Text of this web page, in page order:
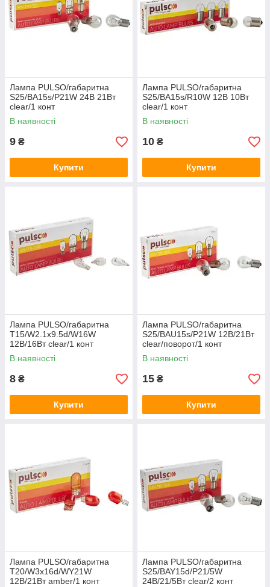
Лампа PULSO/габаритна
S25/BA15s/P21W 24В 21Вт
clear/1 конт
В наявності
9 ₴
Купити
Лампа PULSO/габаритна
S25/BA15s/R10W 12В 10Вт
clear/1 конт
В наявності
10 ₴
Купити
Лампа PULSO/габаритна
T15/W2.1x9.5d/W16W
12В/16Вт clear/1 конт
В наявності
8 ₴
Купити
Лампа PULSO/габаритна
S25/BAU15s/P21W 12В/21Вт
clear/поворот/1 конт
В наявності
15 ₴
Купити
Лампа PULSO/габаритна
T20/W3x16d/WY21W
12В/21Вт amber/1 конт
Лампа PULSO/габаритна
S25/BAY15d/P21/5W
24В/21/5Вт clear/2 конт